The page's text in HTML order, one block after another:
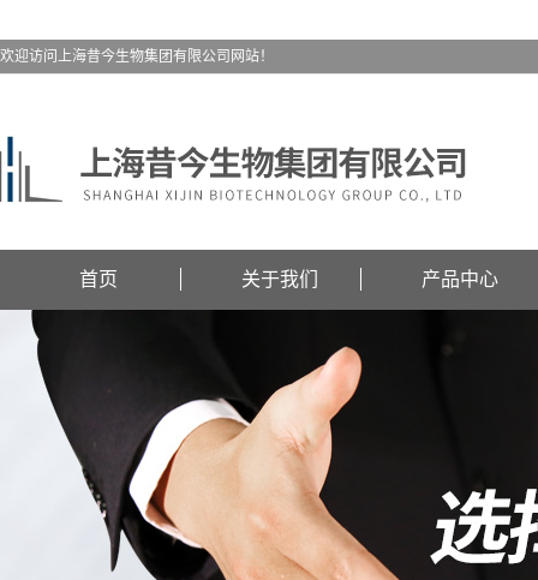
欢迎访问上海昔今生物集团有限公司网站！
首页 关于我们 产品中心